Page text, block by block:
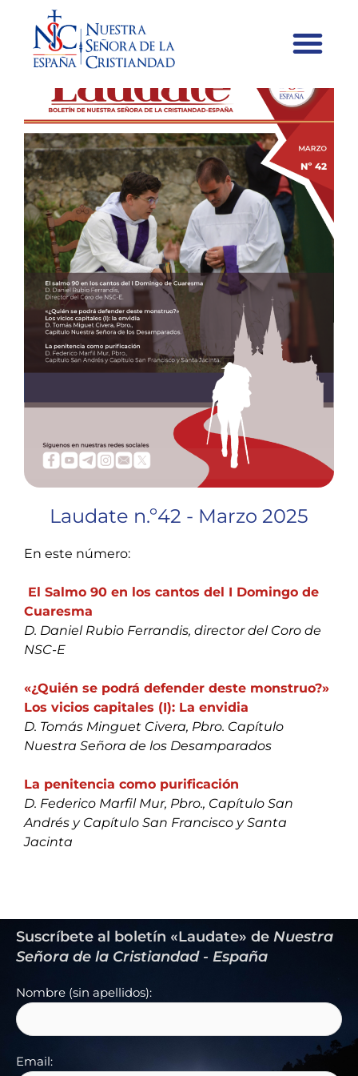
Laudate n.º42 - Marzo 2025
En este número:
El Salmo 90 en los cantos del I Domingo de
Cuaresma
D. Daniel Rubio Ferrandis, director del Coro de
NSC-E
«¿Quién se podrá defender deste monstruo?»
Los vicios capitales (I): La envidia
D. Tomás Minguet Civera, Pbro. Capítulo
Nuestra Señora de los Desamparados
La penitencia como purificación
D. Federico Marfil Mur, Pbro., Capítulo San
Andrés y Capítulo San Francisco y Santa
Jacinta
Suscríbete al boletín «Laudate» de Nuestra
Señora de la Cristiandad - España
Nombre (sin apellidos):
Email: